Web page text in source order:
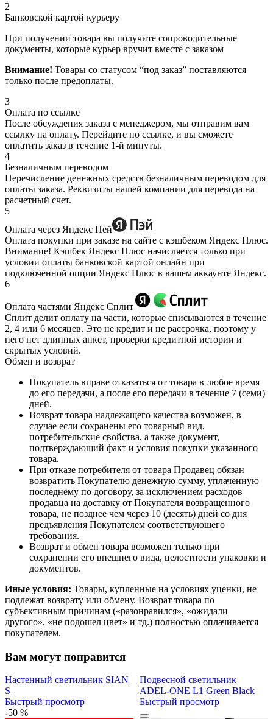
2
Банковской картой курьеру
При получении товара вы получите сопроводительные
документы, которые курьер вручит вместе с заказом
Внимание! Товары со статусом “под заказ” поставляются
только после предоплаты.
3
Оплата по ссылке
После обсуждения заказа с менеджером, мы отправим вам
ссылку на оплату. Перейдите по ссылке, и вы сможете
оплатить заказ в течение 1-й минуты.
4
Безналичным переводом
Перечисление денежных средств безналичным переводом для
оплаты заказа. Реквизиты нашей компании для перевода на
расчетный счет.
5
Оплата через Яндекс Пей
Оплата покупки при заказе на сайте с кэшбеком Яндекс Плюс.
Внимание! Кэшбек Яндекс Плюс начисляется только при
условии оплаты банковской картой онлайн при
подключенной опции Яндекс Плюс в вашем аккаунте Яндекс.
6
Оплата частями Яндекс Сплит
Сплит делит оплату на части, которые списываются в течение
2, 4 или 6 месяцев. Это не кредит и не рассрочка, поэтому у
него нет длинных анкет, проверки кредитной истории и
скрытых условий.
Обмен и возврат
Покупатель вправе отказаться от товара в любое время
до его передачи, а после его передачи в течение 7 (семи)
дней.
Возврат товара надлежащего качества возможен, в
случае если сохранены его товарный вид,
потребительские свойства, а также документ,
подтверждающий факт и условия покупки указанного
товара.
При отказе потребителя от товара Продавец обязан
возвратить Покупателю денежную сумму, уплаченную
последнему по договору, за исключением расходов
продавца на доставку от Покупателя возвращенного
товара, не позднее чем через 10 (десять) дней со дня
предъявления Покупателем соответствующего
требования.
Возврат и обмен товара возможен только при
сохранении его внешнего вида, целостности упаковки и
документов.
Иные условия: Товары, купленные на условиях уценки, не
подлежат возврату или обмену. Возврат товара по
субъективным причинам («разонравился», «ожидали
другого», «не подошел цвет» и тд.) полностью оплачивается
покупателем.
Вам могут понравится
Настенный светильник SIAN
S
Быстрый просмотр
-50 %
Подвесной светильник
ADEL-ONE L1 Green Black
Быстрый просмотр